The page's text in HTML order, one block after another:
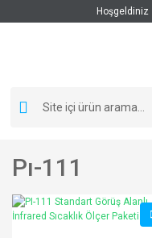
Hoşgeldiniz
Pı-111